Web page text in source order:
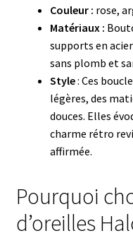
Couleur : rose,
Matériaux :
supports en
sans plomb et
Style: Ces
légères, des
douces. Elles
charme rétro
affirmée.
Pourquoi
d’oreilles